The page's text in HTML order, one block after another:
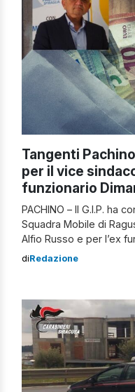
Tangenti
per il vice
funzionario
PACHINO – Il G.I.P. ha
Squadra Mobile di
Alfio Russo e per l’ex
Dimartino, già direttore
divieto di […]
diRedazione